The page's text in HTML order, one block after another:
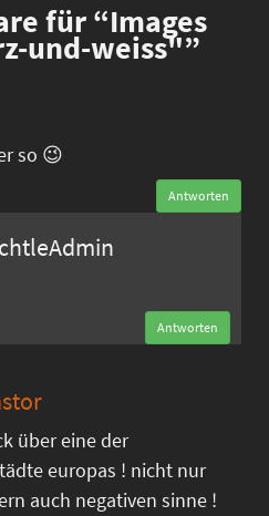
für “Images
und-weiss"”
so 😉
Antworten
Antworten
über eine der
europas ! nicht nur
auch negativen sinne !